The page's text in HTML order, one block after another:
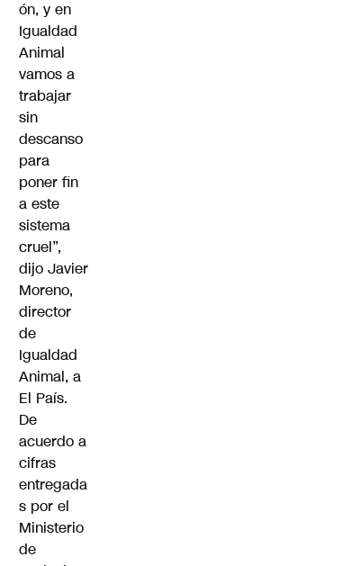
ón, y en
Igualdad
Animal
vamos a
trabajar
sin
descanso
para
poner fin
a este
sistema
cruel”,
dijo Javier
Moreno,
director
de
Igualdad
Animal, a
El País.
De
acuerdo a
cifras
entregada
s por el
Ministerio
de